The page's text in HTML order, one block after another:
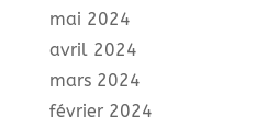
mai 2024
avril 2024
mars 2024
février 2024